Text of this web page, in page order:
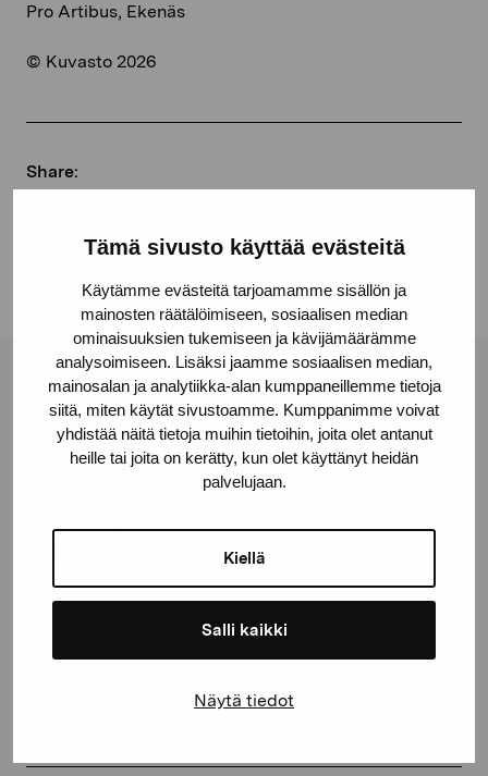
Tämä sivusto käyttää evästeitä
Käytämme evästeitä tarjoamamme sisällön ja
mainosten räätälöimiseen, sosiaalisen median
ominaisuuksien tukemiseen ja kävijämäärämme
analysoimiseen. Lisäksi jaamme sosiaalisen median,
mainosalan ja analytiikka-alan kumppaneillemme tietoja
siitä, miten käytät sivustoamme. Kumppanimme voivat
yhdistää näitä tietoja muihin tietoihin, joita olet antanut
heille tai joita on kerätty, kun olet käyttänyt heidän
palvelujaan.
Kiellä
Salli kaikki
Näytä tiedot
Pro Artibus, Ekenäs
© Kuvasto 2026
Share:
Linkedin
Pro Artibus Foundation
Gustav Wasas gata 11